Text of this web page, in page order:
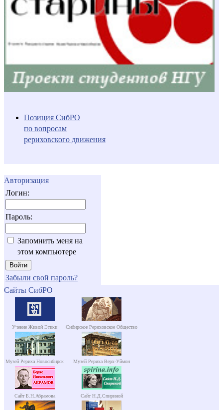
Позиция СибРО
по вопросам
рериховского движения
Авторизация
Логин:
Пароль:
Запомнить меня на
этом компьютере
Забыли свой пароль?
Сайты СибРО
Учение Живой Этики Сибирское Рериховское Общество
Музей Рериха Новосибирск Музей Рериха Верх-Уймон
Сайт Б.Н.Абрамова Сайт Н.Д.Спириной